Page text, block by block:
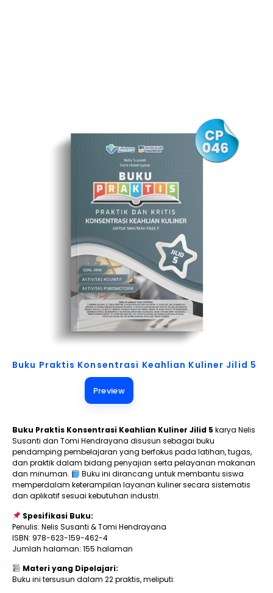
Buku Praktis Konsentrasi Keahlian Kuliner Jilid 5
Preview
Buku Praktis Konsentrasi Keahlian Kuliner Jilid 5 karya Nelis
Susanti dan Tomi Hendrayana disusun sebagai buku
pendamping pembelajaran yang berfokus pada latihan, tugas,
dan praktik dalam bidang penyajian serta pelayanan makanan
dan minuman.
Buku ini dirancang untuk membantu siswa
memperdalam keterampilan layanan kuliner secara sistematis
dan aplikatif sesuai kebutuhan industri.
Spesifikasi Buku:
Penulis: Nelis Susanti & Tomi Hendrayana
ISBN: 978-623-159-462-4
Jumlah halaman: 155 halaman
Materi yang Dipelajari:
Buku ini tersusun dalam 22 praktis, meliputi: